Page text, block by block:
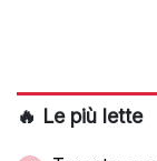
🔥 Le più lette